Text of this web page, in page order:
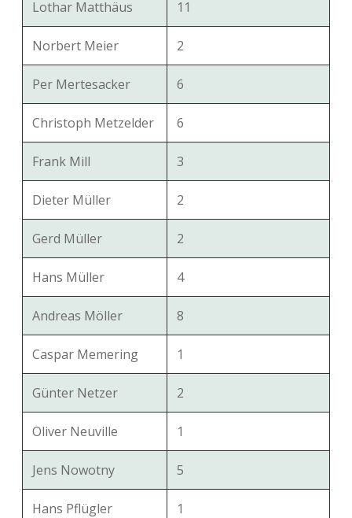
Lothar Matthäus 11
Norbert Meier 2
Per Mertesacker 6
Christoph Metzelder 6
Frank Mill 3
Dieter Müller 2
Gerd Müller 2
Hans Müller 4
Andreas Möller 8
Caspar Memering 1
Günter Netzer 2
Oliver Neuville 1
Jens Nowotny 5
Hans Pflügler 1